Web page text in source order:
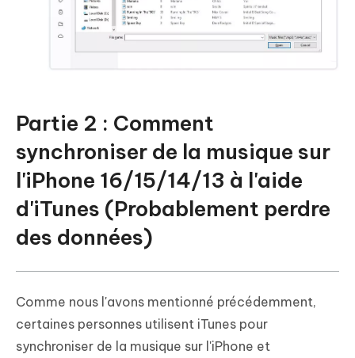
Partie 2 : Comment
synchroniser de la musique sur
l'iPhone 16/15/14/13 à l'aide
d'iTunes (Probablement perdre
des données)
Comme nous l'avons mentionné précédemment,
certaines personnes utilisent iTunes pour
synchroniser de la musique sur l'iPhone et